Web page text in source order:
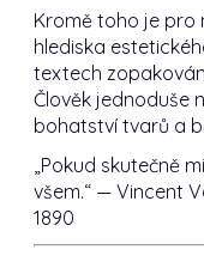
Kromě toho je pro
hlediska
textech
Člověk jednoduše
bohatství tvarů a
„Pokud skutečně
všem.“ — Vincent
1890